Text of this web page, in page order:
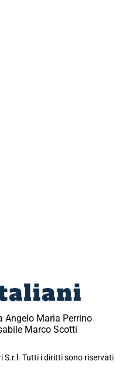
Angelo Maria Perrino
Marco Scotti
Tutti i diritti sono riservati